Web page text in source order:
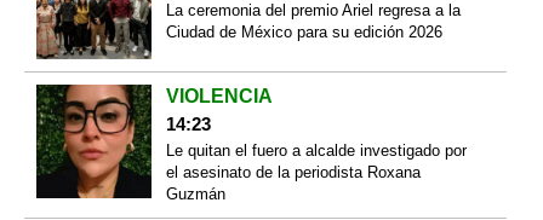
La ceremonia del premio Ariel regresa a la
Ciudad de México para su edición 2026
VIOLENCIA
14:23
Le quitan el fuero a alcalde investigado por
el asesinato de la periodista Roxana
Guzmán